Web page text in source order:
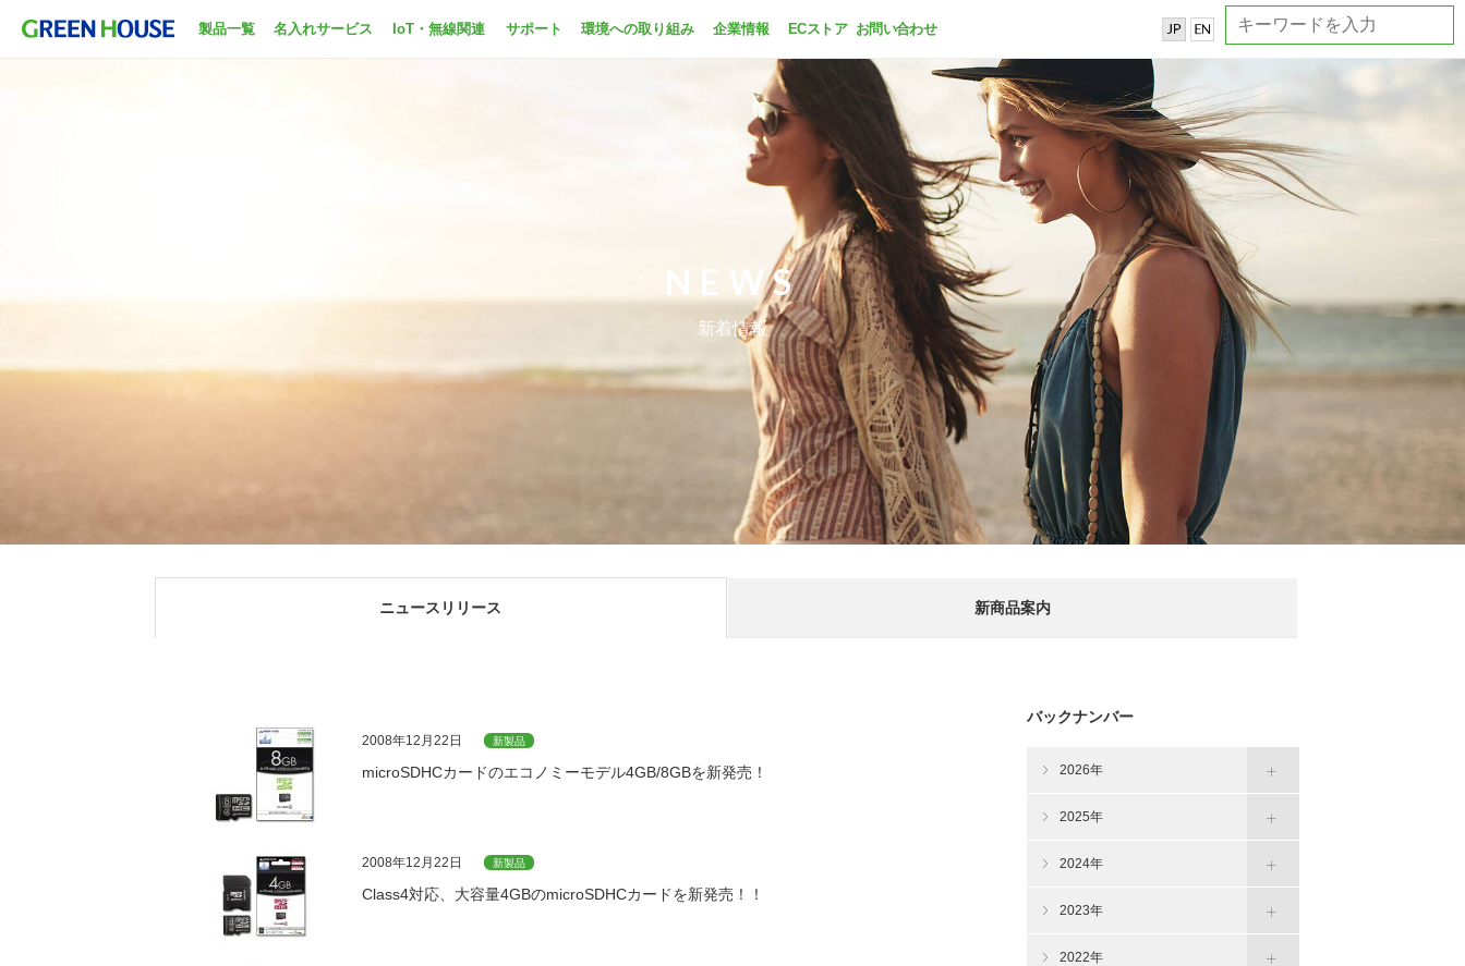
製品一覧 名入れサービス IoT・無線関連 サポート 環境への取り組み 企業情報 ECストア お問い合わせ
NEWS
新着情報
ニュースリリース 新商品案内
2008年12月22日 新製品
microSDHCカードのエコノミーモデル4GB/8GBを新発売！
2008年12月22日 新製品
Class4対応、大容量4GBのmicroSDHCカードを新発売！！
バックナンバー
2026年
2025年
2024年
2023年
2022年